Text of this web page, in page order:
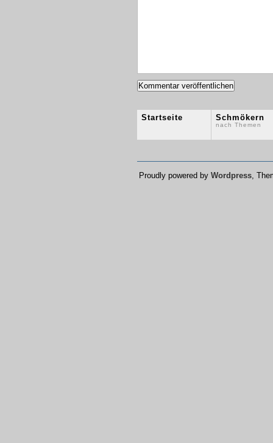
Startseite Schmökern
nach Themen
Proudly powered by Wordpress ,